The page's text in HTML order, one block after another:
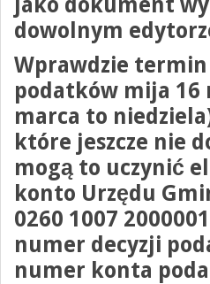
dowolnym
Wprawdzie termin
podatków mija 16
marca to
które jeszcze nie
mogą to uczynić
konto Urzędu
0260 1007
numer decyzji
numer konta